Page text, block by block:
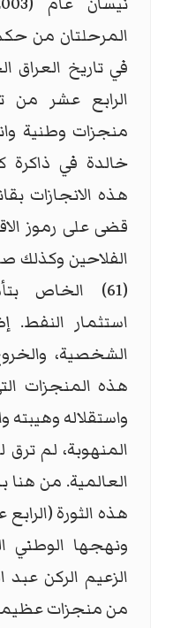
المرحلتان من
في تاريخ
الرابع عشر
منجزات وطنية
خالدة في
هذه الانجازات
قضى على رموز
(61) الخاص
استثمار النفط.
الشخصية،
هذه المنجزات
واستقلاله
المنهوبة، لم ترق
العالمية. من
هذه الثورة
ونهجها الوطني
الزعيم الركن
من منجزات